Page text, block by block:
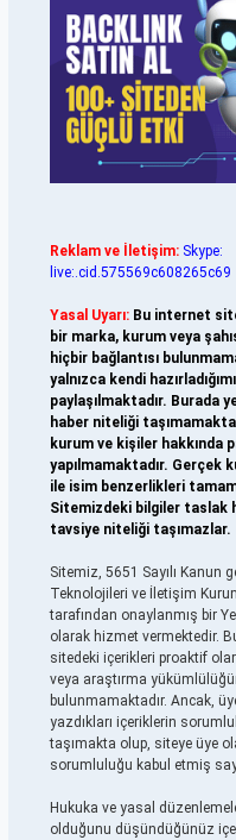
Reklam ve İletişim: Skype:
live:.cid.575569c608265c69
Yasal Uyarı: Bu internet
bir marka, kurum veya
hiçbir bağlantısı
yalnızca kendi
paylaşılmaktadır. Burada
haber niteliği
kurum ve kişiler hakkında
yapılmamaktadır. Gerçek
ile isim benzerlikleri
Sitemizdeki bilgiler taslak
tavsiye niteliği taşımazlar.
Sitemiz, 5651 Sayılı Kanun
Teknolojileri ve İletişim
tarafından onaylanmış bir
olarak hizmet vermektedir.
sitedeki içerikleri proaktif
veya araştırma
bulunmamaktadır. Ancak,
yazdıkları içeriklerin
taşımakta olup, siteye üye
sorumluluğu kabul etmiş
Hukuka ve yasal
olduğunu düşündüğünüz